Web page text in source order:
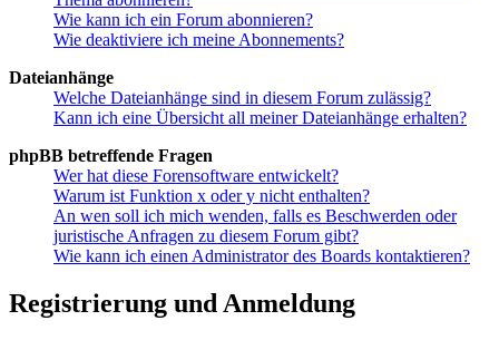
Wie kann ich ein Forum abonnieren?
Wie deaktiviere ich meine Abonnements?
Dateianhänge
Welche Dateianhänge sind in diesem Forum zulässig?
Kann ich eine Übersicht all meiner Dateianhänge erhalten?
phpBB betreffende Fragen
Wer hat diese Forensoftware entwickelt?
Warum ist Funktion x oder y nicht enthalten?
An wen soll ich mich wenden, falls es Beschwerden oder
juristische Anfragen zu diesem Forum gibt?
Wie kann ich einen Administrator des Boards kontaktieren?
Registrierung und Anmeldung